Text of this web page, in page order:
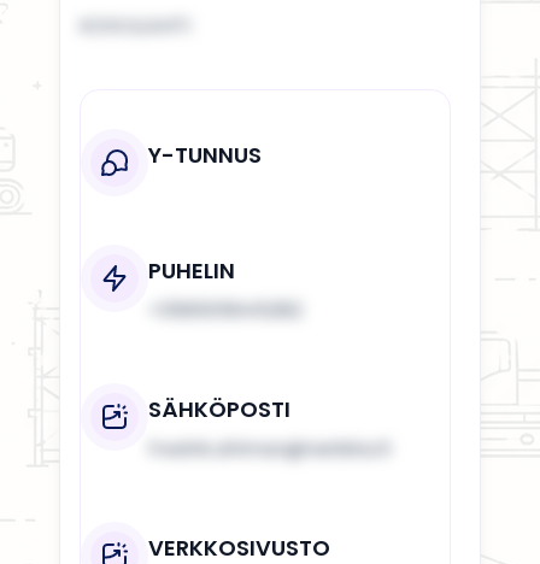
Y-TUNNUS
PUHELIN
SÄHKÖPOSTI
fredrik.ahlman@netikka.fi
VERKKOSIVUSTO